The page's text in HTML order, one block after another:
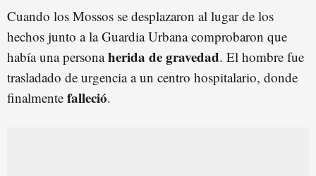
Cuando los Mossos se desplazaron al lugar de los
hechos junto a la Guardia Urbana comprobaron que
había una personaherida de gravedad. El hombre fue
trasladado de urgencia a un centro hospitalario, donde
finalmente falleció.